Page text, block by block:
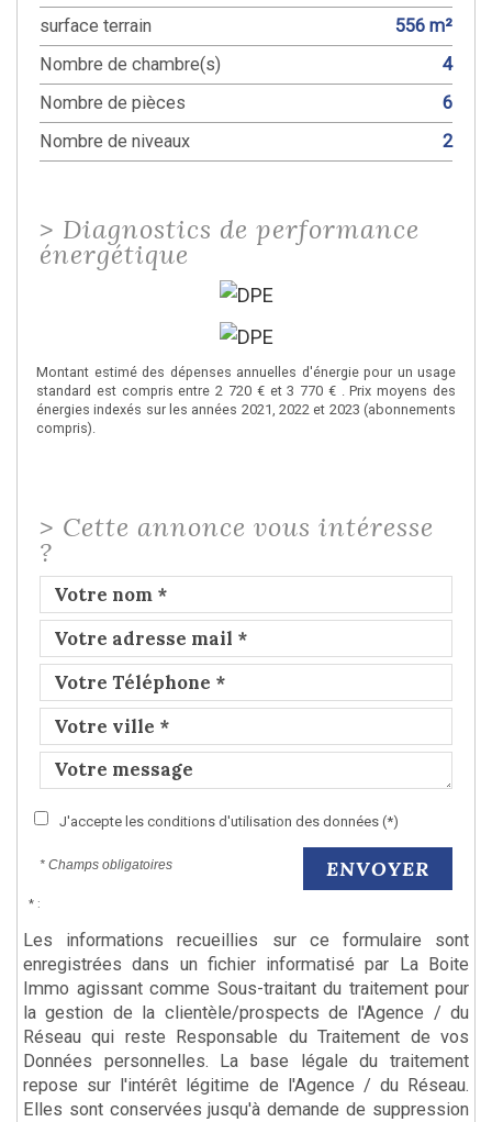
surface terrain
556 m²
Nombre de chambre(s)
4
Nombre de pièces
6
Nombre de niveaux
2
> Diagnostics de performance
énergétique
Montant estimé des dépenses annuelles d'énergie pour un usage
standard est compris entre 2 720 € et 3 770 € . Prix moyens des
énergies indexés sur les années 2021, 2022 et 2023 (abonnements
compris).
> Cette annonce vous intéresse
?
J'accepte les conditions d'utilisation des données (*)
* Champs obligatoires ENVOYER
* :
Les informations recueillies sur ce formulaire sont
enregistrées dans un fichier informatisé par La Boite
Immo agissant comme Sous-traitant du traitement pour
la gestion de la clientèle/prospects de l'Agence / du
Réseau qui reste Responsable du Traitement de vos
Données personnelles. La base légale du traitement
repose sur l'intérêt légitime de l'Agence / du Réseau.
Elles sont conservées jusqu'à demande de suppression